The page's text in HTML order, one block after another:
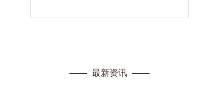
—— 最新资讯——